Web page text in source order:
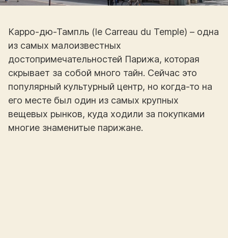
Карро-дю-Тампль (le Carreau du Temple) – одна
из самых малоизвестных
достопримечательностей Парижа, которая
скрывает за собой много тайн. Сейчас это
популярный культурный центр, но когда-то на
его месте был один из самых крупных
вещевых рынков, куда ходили за покупками
многие знаменитые парижане.